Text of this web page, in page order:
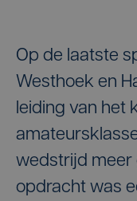
Op de laatste
Westhoek en
leiding van het
wedstrijd meer
opdracht was